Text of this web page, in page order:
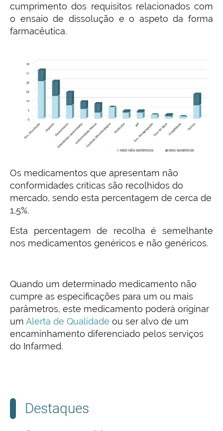
cumprimento dos requisitos relacionados com
o ensaio de dissolução e o aspeto da forma
farmacêutica.
Os medicamentos que apresentam não
conformidades críticas são recolhidos do
mercado, sendo esta percentagem de cerca de
1,5%.
Esta percentagem de recolha é semelhante
nos medicamentos genéricos e não genéricos.
Quando um determinado medicamento não
cumpre as especificações para um ou mais
parâmetros, este medicamento poderá originar
um Alerta de Qualidade ou ser alvo de um
encaminhamento diferenciado pelos serviços
do Infarmed.
Destaques